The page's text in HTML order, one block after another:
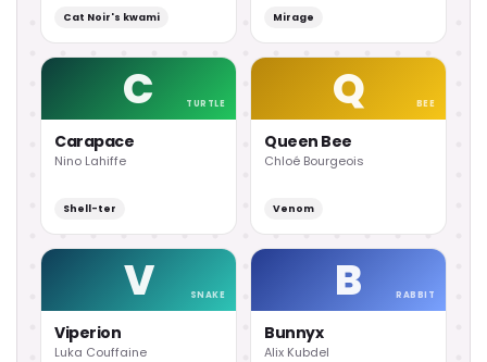
Cat Noir's kwami Mirage
C TURTLE
Carapace
Nino Lahiffe
Shell-ter
Q BEE
Queen Bee
Chloé Bourgeois
Venom
V SNAKE
Viperion
Luka Couffaine
B RABBIT
Bunnyx
Alix Kubdel